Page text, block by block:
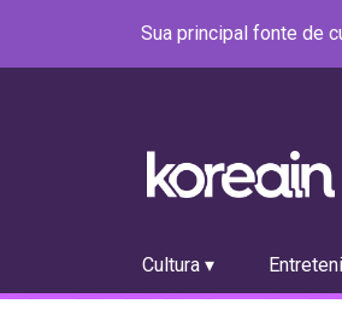
Sua principal fonte de
Cultura ▾